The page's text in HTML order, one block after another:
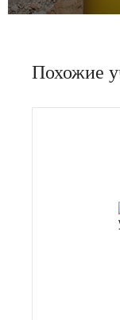
Похожие